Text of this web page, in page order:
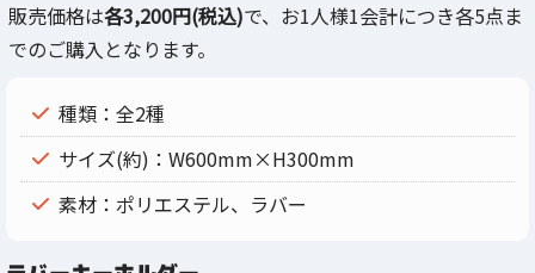
販売価格は各3,200円(税込)で、お1人様1会計につき各5点ま
でのご購入となります。
種類：全2種
サイズ(約)：W600mm×H300mm
素材：ポリエステル、ラバー